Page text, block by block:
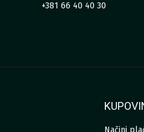
+381 66 40 40 30